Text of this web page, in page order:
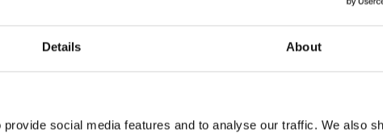
Details About
social media features and to analyse our traffic. We also
- ta med